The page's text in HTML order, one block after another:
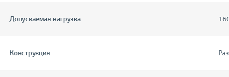
Допускаемая нагрузка
Конструкция